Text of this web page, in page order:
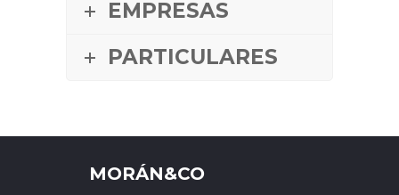
EMPRESAS
PARTICULARES
MORÁN&CO